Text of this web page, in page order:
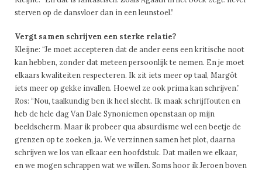
sterven op de dansvloer dan in een leunstoel.”
Vergt samen schrijven een sterke relatie?
Kleijne: “Je moet accepteren dat de ander eens een kritische noot
kan hebben, zonder dat meteen persoonlijk te nemen. En je moet
elkaars kwaliteiten respecteren. Ik zit iets meer op taal, Margôt
iets meer op gekke invallen. Hoewel ze ook prima kan schrijven.”
Ros: “Nou, taalkundig ben ik heel slecht. Ik maak schrijffouten en
heb de hele dag Van Dale Synoniemen openstaan op mijn
beeldscherm. Maar ik probeer qua absurdisme wel een beetje de
grenzen op te zoeken, ja. We verzinnen samen het plot, daarna
schrijven we los van elkaar een hoofdstuk. Dat mailen we elkaar,
en we mogen schrappen wat we willen. Soms hoor ik Jeroen boven